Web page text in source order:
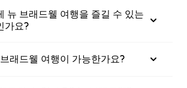
뉴 브래드웰 여행을 즐길 수 있는
가요?
래드웰 여행이 가능한가요?